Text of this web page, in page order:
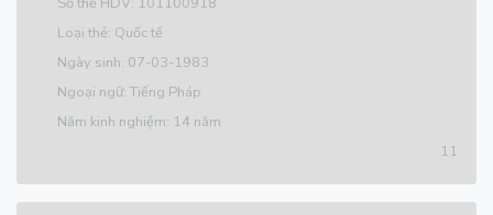
Loại thẻ: Quốc tế
Ngày sinh: 07-03-1983
Ngoại ngữ: Tiếng Pháp
Năm kinh nghiệm: 14 năm
11